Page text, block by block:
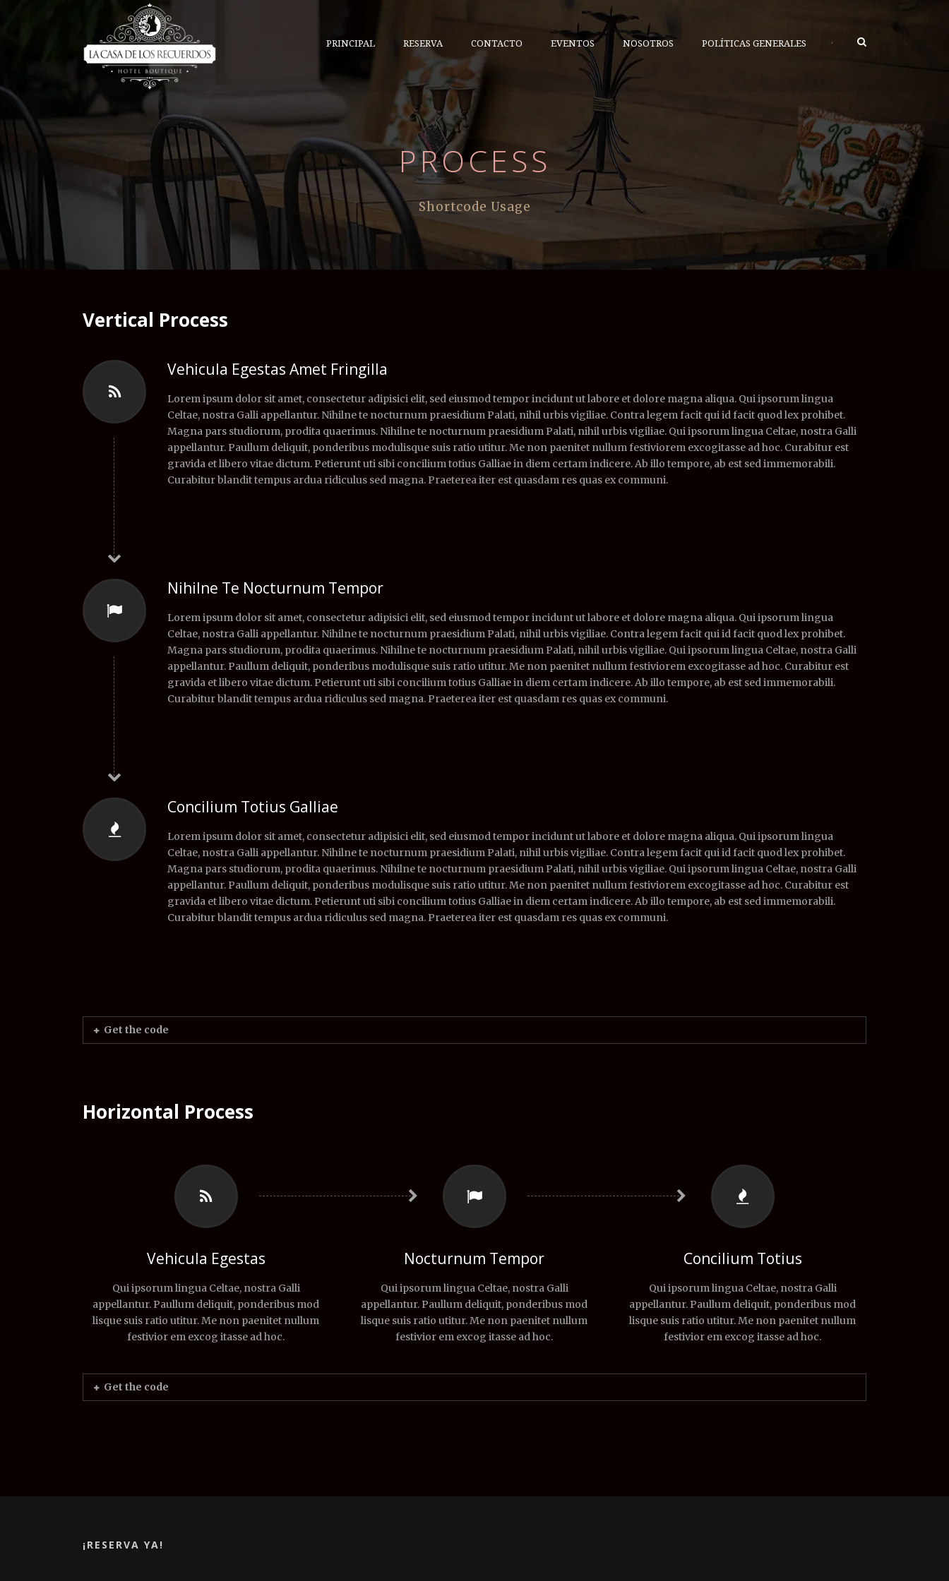
PRINCIPAL RESERVA CONTACTO EVENTOS NOSOTROS POLÍTICAS GENERALES •
PROCESS
Shortcode Usage
Vertical Process
Vehicula Egestas Amet Fringilla
Lorem ipsum dolor sit amet, consectetur adipisici elit, sed eiusmod tempor incidunt ut labore et dolore magna aliqua. Qui ipsorum lingua
Celtae, nostra Galli appellantur. Nihilne te nocturnum praesidium Palati, nihil urbis vigiliae. Contra legem facit qui id facit quod lex prohibet.
Magna pars studiorum, prodita quaerimus. Nihilne te nocturnum praesidium Palati, nihil urbis vigiliae. Qui ipsorum lingua Celtae, nostra Galli
appellantur. Paullum deliquit, ponderibus modulisque suis ratio utitur. Me non paenitet nullum festiviorem excogitasse ad hoc. Curabitur est
gravida et libero vitae dictum. Petierunt uti sibi concilium totius Galliae in diem certam indicere. Ab illo tempore, ab est sed immemorabili.
Curabitur blandit tempus ardua ridiculus sed magna. Praeterea iter est quasdam res quas ex communi.
Nihilne Te Nocturnum Tempor
Lorem ipsum dolor sit amet, consectetur adipisici elit, sed eiusmod tempor incidunt ut labore et dolore magna aliqua. Qui ipsorum lingua
Celtae, nostra Galli appellantur. Nihilne te nocturnum praesidium Palati, nihil urbis vigiliae. Contra legem facit qui id facit quod lex prohibet.
Magna pars studiorum, prodita quaerimus. Nihilne te nocturnum praesidium Palati, nihil urbis vigiliae. Qui ipsorum lingua Celtae, nostra Galli
appellantur. Paullum deliquit, ponderibus modulisque suis ratio utitur. Me non paenitet nullum festiviorem excogitasse ad hoc. Curabitur est
gravida et libero vitae dictum. Petierunt uti sibi concilium totius Galliae in diem certam indicere. Ab illo tempore, ab est sed immemorabili.
Curabitur blandit tempus ardua ridiculus sed magna. Praeterea iter est quasdam res quas ex communi.
Concilium Totius Galliae
Lorem ipsum dolor sit amet, consectetur adipisici elit, sed eiusmod tempor incidunt ut labore et dolore magna aliqua. Qui ipsorum lingua
Celtae, nostra Galli appellantur. Nihilne te nocturnum praesidium Palati, nihil urbis vigiliae. Contra legem facit qui id facit quod lex prohibet.
Magna pars studiorum, prodita quaerimus. Nihilne te nocturnum praesidium Palati, nihil urbis vigiliae. Qui ipsorum lingua Celtae, nostra Galli
appellantur. Paullum deliquit, ponderibus modulisque suis ratio utitur. Me non paenitet nullum festiviorem excogitasse ad hoc. Curabitur est
gravida et libero vitae dictum. Petierunt uti sibi concilium totius Galliae in diem certam indicere. Ab illo tempore, ab est sed immemorabili.
Curabitur blandit tempus ardua ridiculus sed magna. Praeterea iter est quasdam res quas ex communi.
Get the code
Horizontal Process
Vehicula Egestas
Qui ipsorum lingua Celtae, nostra Galli
appellantur. Paullum deliquit, ponderibus mod
lisque suis ratio utitur. Me non paenitet nullum
festivior em excog itasse ad hoc.
Nocturnum Tempor
Qui ipsorum lingua Celtae, nostra Galli
appellantur. Paullum deliquit, ponderibus mod
lisque suis ratio utitur. Me non paenitet nullum
festivior em excog itasse ad hoc.
Concilium Totius
Qui ipsorum lingua Celtae, nostra Galli
appellantur. Paullum deliquit, ponderibus mod
lisque suis ratio utitur. Me non paenitet nullum
festivior em excog itasse ad hoc.
Get the code
¡RESERVA YA!